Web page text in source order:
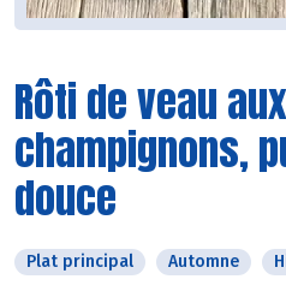
Rôti de veau aux
champignons,
douce
Plat principal Automne